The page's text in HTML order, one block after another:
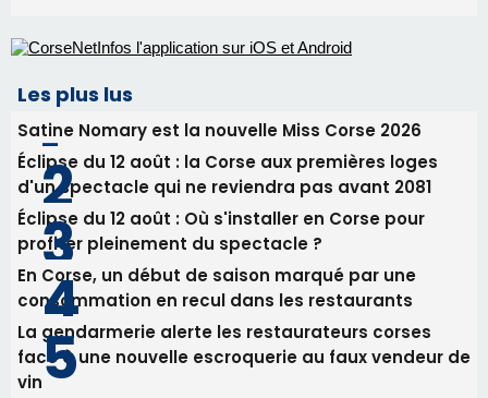
Les plus lus
Satine Nomary est la nouvelle Miss Corse 2026
Éclipse du 12 août : la Corse aux premières loges
d'un spectacle qui ne reviendra pas avant 2081
Éclipse du 12 août : Où s'installer en Corse pour
profiter pleinement du spectacle ?
En Corse, un début de saison marqué par une
consommation en recul dans les restaurants
La gendarmerie alerte les restaurateurs corses
face à une nouvelle escroquerie au faux vendeur de
vin